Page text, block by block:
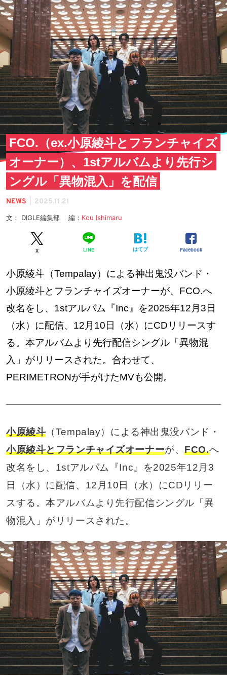
FCO.（ex.小原綾斗とフランチャイズ
オーナー）、1stアルバムより先行シ
ングル「異物混入」を配信
NEWS 2025.11.21
文： DIGLE編集部 編： Kou Ishimaru
X LINE はてブ Facebook
小原綾斗（Tempalay）による神出鬼没バンド・
小原綾斗とフランチャイズオーナーが、FCO.へ
改名をし、1stアルバム『Inc』を2025年12月3日
（水）に配信、12月10日（水）にCDリリースす
る。本アルバムより先行配信シングル「異物混
入」がリリースされた。合わせて、
PERIMETRONが手がけたMVも公開。
小原綾斗 （Tempalay）による神出鬼没バンド・
小原綾斗とフランチャイズオーナーが、FCO.へ
改名をし、1stアルバム『Inc』を2025年12月3
日（水）に配信、12月10日（水）にCDリリー
スする。本アルバムより先行配信シングル「異
物混入」がリリースされた。